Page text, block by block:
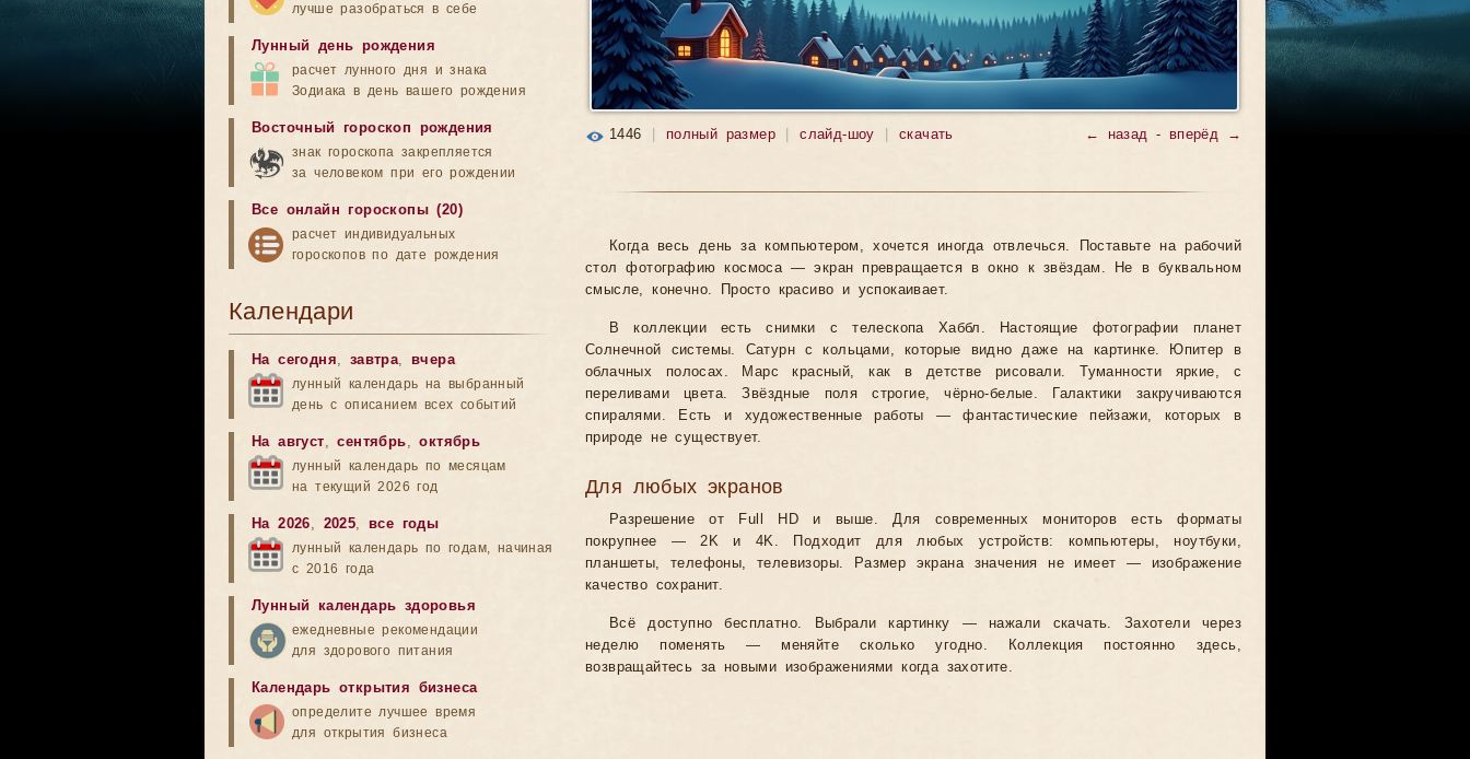
1446 полный размер слайд-шоу скачать ← назад - вперёд →
Когда весь день за компьютером, хочется иногда отвлечься. Поставьте на рабочий
стол фотографию космоса — экран превращается в окно к звёздам. Не в буквальном
смысле, конечно. Просто красиво и успокаивает.
В коллекции есть снимки с телескопа Хаббл. Настоящие фотографии планет
Солнечной системы. Сатурн с кольцами, которые видно даже на картинке. Юпитер в
облачных полосах. Марс красный, как в детстве рисовали. Туманности яркие, с
переливами цвета. Звёздные поля строгие, чёрно-белые. Галактики закручиваются
спиралями. Есть и художественные работы — фантастические пейзажи, которых в
природе не существует.
Для любых экранов
Разрешение от Full HD и выше. Для современных мониторов есть форматы
покрупнее — 2K и 4K. Подходит для любых устройств: компьютеры, ноутбуки,
планшеты, телефоны, телевизоры. Размер экрана значения не имеет — изображение
качество сохранит.
Всё доступно бесплатно. Выбрали картинку — нажали скачать. Захотели через
неделю поменять — меняйте сколько угодно. Коллекция постоянно здесь,
возвращайтесь за новыми изображениями когда захотите.
лучше разобраться в себе
Лунный день рождения
расчет лунного дня и знака
Зодиака в день вашего рождения
Восточный гороскоп рождения
знак гороскопа закрепляется
за человеком при его рождении
Все онлайн гороскопы (20)
расчет индивидуальных
гороскопов по дате рождения
Календари
На сегодня, завтра,вчера
лунный календарь на выбранный
день с описанием всех событий
На август,сентябрь,октябрь
лунный календарь по месяцам
на текущий 2026 год
На 2026, 2025,все годы
лунный календарь по годам, начиная
с 2016 года
Лунный календарь здоровья
ежедневные рекомендации
для здорового питания
Календарь открытия бизнеса
определите лучшее время
для открытия бизнеса